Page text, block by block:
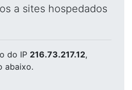
a sites hospedados
do IP 216.73.217.12,
abaixo.